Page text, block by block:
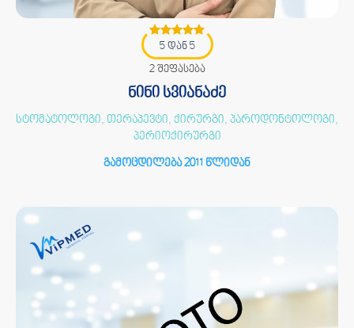
5 დან 5
2 შეფასება
ნინი სვიანაძე
სტომატოლოგი, თერაპევტი, ქირურგი, პაროდონტოლოგი,
პერიოქირურგი
გამოცდილება 2011 წლიდან